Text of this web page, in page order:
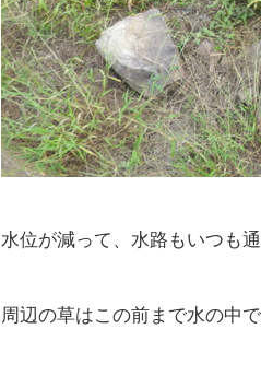
水位が減って、水路もいつも
周辺の草はこの前まで水の中